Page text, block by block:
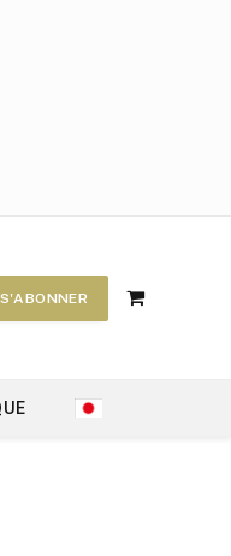
S'ABONNER
Shopping